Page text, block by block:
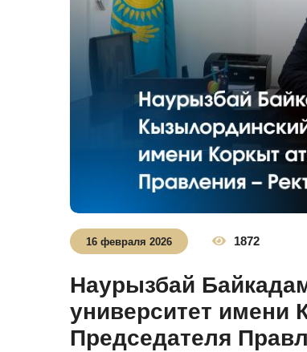
16 февраля 2026 1872
Наурызбай
университет имени
Председателя